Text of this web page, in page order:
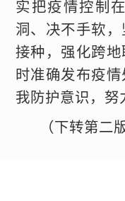
实把疫情控制
洞、决不手软
接种，强化跨
时准确发布疫
我防护意识，努
（下转第二